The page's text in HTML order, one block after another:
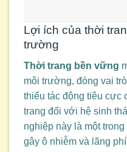
Lợi ích của thời
trường
Thời trang bền vững
môi trường, đóng vai
thiểu tác động tiêu cực
trang đối với hệ sinh
nghiệp này là một
gây ô nhiễm và lãng